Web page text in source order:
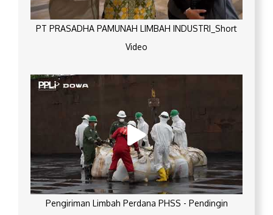
PT PRASADHA PAMUNAH LIMBAH INDUSTRI_Short
Video
Pengiriman Limbah Perdana PHSS - Pendingin